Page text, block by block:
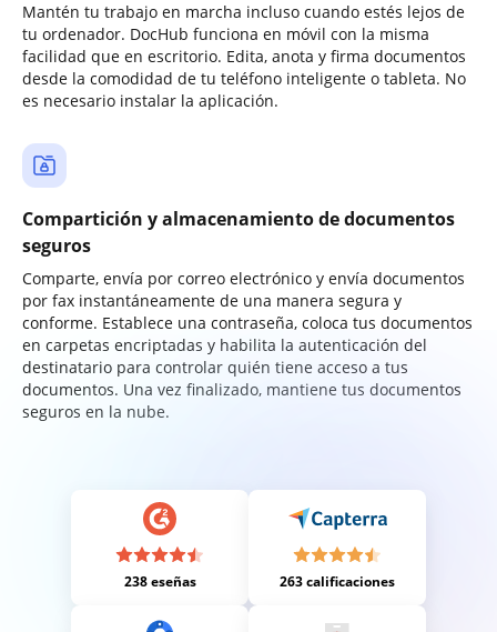
Mantén tu trabajo en marcha incluso cuando estés lejos de
tu ordenador. DocHub funciona en móvil con la misma
facilidad que en escritorio. Edita, anota y firma documentos
desde la comodidad de tu teléfono inteligente o tableta. No
es necesario instalar la aplicación.
Compartición y almacenamiento de documentos
seguros
Comparte, envía por correo electrónico y envía documentos
por fax instantáneamente de una manera segura y
conforme. Establece una contraseña, coloca tus documentos
en carpetas encriptadas y habilita la autenticación del
destinatario para controlar quién tiene acceso a tus
documentos. Una vez finalizado, mantiene tus documentos
seguros en la nube.
238 eseñas 263 calificaciones